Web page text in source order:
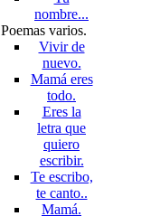
nombre...
Poemas varios.
Vivir de
nuevo.
Mamá eres
todo.
Eres la
letra que
quiero
escribir.
Te escribo,
te canto..
Mamá.